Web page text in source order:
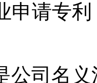
申请专
公司名